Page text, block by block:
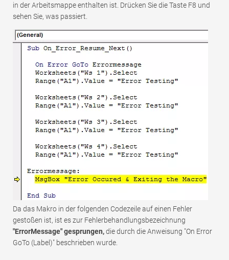
in der Arbeitsmappe enthalten ist. Drücken Sie die Taste F8 und
sehen Sie, was passiert.
Da das Makro in der folgenden Codezeile auf einen Fehler
gestoßen ist, ist es zur Fehlerbehandlungsbezeichnung
"ErrorMessage" gesprungen,die durch die Anweisung "On Error
GoTo (Label)" beschrieben wurde.